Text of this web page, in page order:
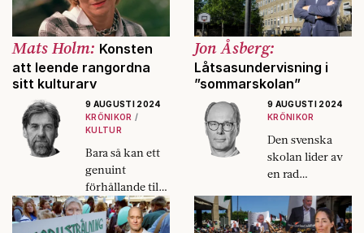
Mats Holm: Konsten
att leende rangordna
sitt kulturarv
9 AUGUSTI 2024
KRÖNIKOR
KULTUR
Bara så kan ett
genuint
förhållande till
kulturen ge sig
till känna.
Jon Åsberg:
Låtsasundervisning i
”sommarskolan”
9 AUGUSTI 2024
KRÖNIKOR
Den svenska
skolan lider av
en rad
de så kallade
lovskolorna.